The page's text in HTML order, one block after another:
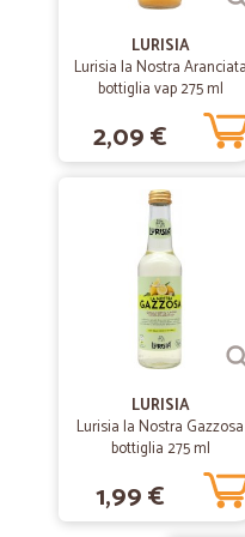
—Trustpilot
amuchina mani xper
amuchina mani xper Cecilia
—
Puntuale comodo
Tutto arrivato puntualissimo
grandi scorte e convenienza!
—Anna
Sono alla prima
Sono alla prima
prezzi assolutamente onesti,
corriere molto cortese e
LURISIA
Lurisia la Nostra Aranciata
bottiglia vap 275 ml
2,09 €
LURISIA
Lurisia la Nostra Gazzosa
bottiglia 275 ml
1,99 €